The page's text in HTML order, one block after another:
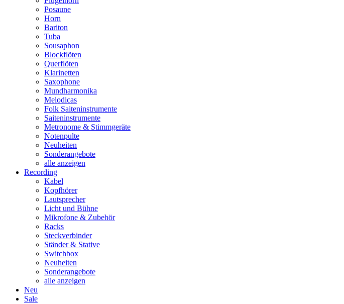
Posaune
Horn
Bariton
Tuba
Sousaphon
Blockflöten
Querflöten
Klarinetten
Saxophone
Mundharmonika
Melodicas
Folk Saiteninstrumente
Saiteninstrumente
Metronome & Stimmgeräte
Notenpulte
Neuheiten
Sonderangebote
alle anzeigen
Recording
Kabel
Kopfhörer
Lautsprecher
Licht und Bühne
Mikrofone & Zubehör
Racks
Steckverbinder
Ständer & Stative
Switchbox
Neuheiten
Sonderangebote
alle anzeigen
Neu
Sale